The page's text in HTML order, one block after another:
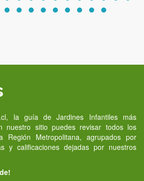
la guía de Jardines Infantiles más
nuestro sitio puedes revisar todos los
Región Metropolitana, agrupados por
y calificaciones dejadas por nuestros